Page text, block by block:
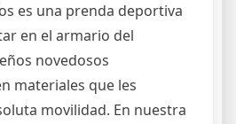
es una prenda deportiva
en el armario del
novedosos
materiales que les
movilidad. En nuestra